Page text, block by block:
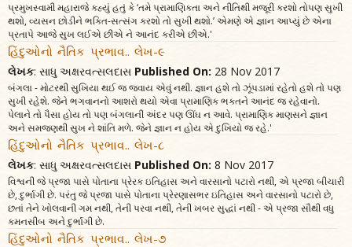
પ્રમુખસ્વામી મહારાજે કહ્યું હતું કે ‘તમે પ્રામાણિકતા અને નીતિથી મજૂરી કરશો તોપણ સુખી
થશો, વ્યસન છોડીને ભક્તિ-સત્સંગ કરશો તો સુખી થશો.’ એમણે એ જ્ઞાન આપ્યું છે એના
પ્રતાપે આજે સુખ લઈએ છીએ ને આનંદ કરીએ છીએ.'
હિંદુઓનો નૈતિક પ્રભાવ.. લેખ-૯
લેખક: સાધુ અક્ષરવત્સલદાસ Published On: 28 Nov 2017
બંગલા - મોટરથી સુખિયા થઈ જ જવાય એવું નથી. જ્ઞાન હશે તો ઝૂંપડામાં રહેતો હશે તો પણ
સુખી રહેશે. જેને ભગવાનનો આશરો થયો એવા પ્રામાણિક ભક્તને આનંદ જ રહેવાનો.
પેલાને તો પૈસા હોય તો પણ બંગલાની અંદર પણ ઊંઘ ન આવે. પ્રામાણિક માણસને જ્ઞાન
અને સમજણથી સુખ ને શાંતિ મળે. જેને જ્ઞાન ન હોય એ દુખિયો જ રહે.'
હિંદુઓનો નૈતિક પ્રભાવ.. લેખ-૮
લેખક: સાધુ અક્ષરવત્સલદાસ Published On: 8 Nov 2017
વિશ્વની જે પ્રજા પાસે પોતાના પ્રેરક ઇતિહાસ અને વારસાનો પટારો નથી, એ પ્રજા બીચારી
છે, દુર્ભાગી છે. પરંતુ જે પ્રજા પાસે પોતાના પ્રેરણાસભર ઇતિહાસ અને વારસાનો પટારો છે,
છતાં તેને ખોલવાની ગમ નથી, તેની પરવા નથી, તેની ખબર સુદ્ધાં નથી - એ પ્રજા સૌથી વધુ
કમનસીબ અને દુર્ભાગી છે.
હિંદુઓનો નૈતિક પ્રભાવ.. લેખ-૭